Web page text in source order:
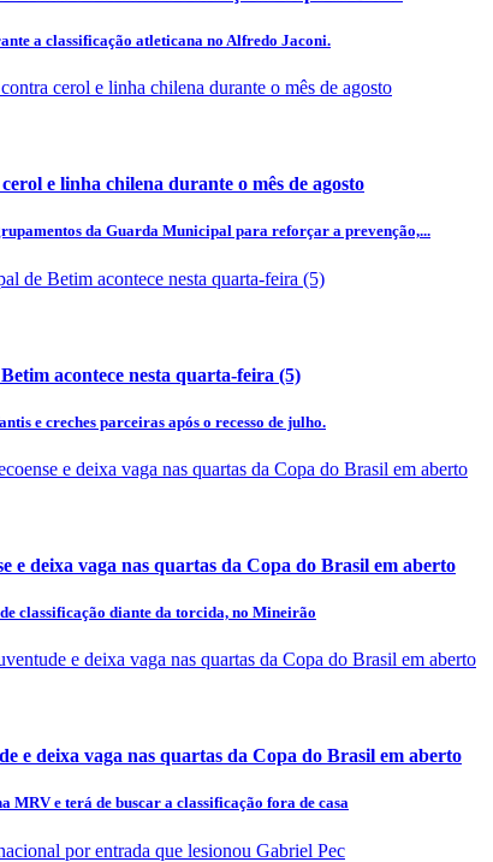
a classificação atleticana no Alfredo Jaconi.
e linha chilena durante o mês de agosto
da Guarda Municipal para reforçar a prevenção,...
acontece nesta quarta-feira (5)
e creches parceiras após o recesso de julho.
e deixa vaga nas quartas da Copa do Brasil em aberto
classificação diante da torcida, no Mineirão
e deixa vaga nas quartas da Copa do Brasil em aberto
MRV e terá de buscar a classificação fora de casa